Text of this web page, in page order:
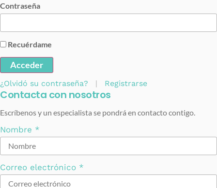
Contraseña
Recuérdame
Acceder
¿Olvidó su contraseña? | Registrarse
Contacta con nosotros
Escríbenos y un especialista se pondrá en contacto contigo.
Nombre *
Correo electrónico *